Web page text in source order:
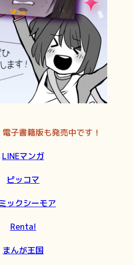
子書籍版も発売中です！
LINEマンガ
ピッコマ
ックシーモア
Renta!
まんが王国